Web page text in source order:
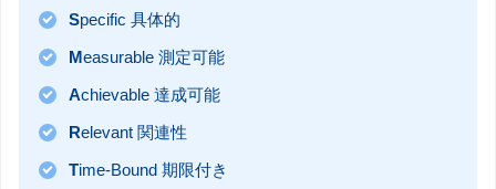
Specific 具体的
Measurable 測定可能
Achievable 達成可能
Relevant 関連性
Time-Bound 期限付き